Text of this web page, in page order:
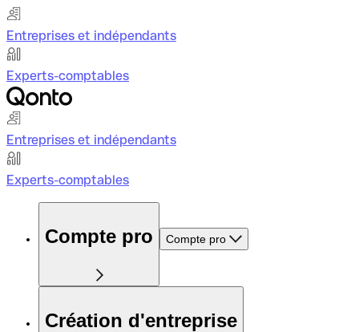
Entreprises et indépendants
Experts-comptables
Entreprises et indépendants
Experts-comptables
Compte pro Compte pro
Création d'entreprise